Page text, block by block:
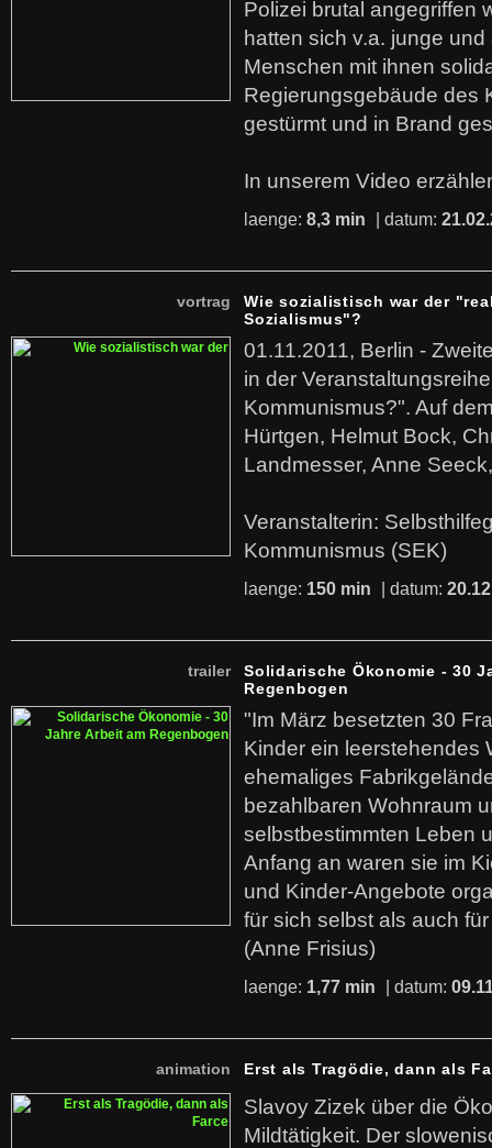
Polizei brutal angegriffen
hatten sich v.a. junge
Menschen mit ihnen
Regierungsgebäude des
gestürmt und in Brand
In unserem Video
laenge: 8,3 min | datum:
vortrag
Wie sozialistisch war der
Sozialismus"?
01.11.2011, Berlin -
in der
Kommunismus?". Auf
Hürtgen, Helmut Bock,
Landmesser, Anne
Veranstalterin:
Kommunismus (SEK)
laenge: 150 min | datum:
trailer
Solidarische Ökonomie - 30
Regenbogen
"Im März besetzten 30
Kinder ein leerstehendes
ehemaliges
bezahlbaren Wohnraum
selbstbestimmten Leben
Anfang an waren sie im
und Kinder-Angebote
für sich selbst als auch
(Anne Frisius)
laenge: 1,77 min | datum:
animation Erst als Tragödie, dann als
Slavoy Zizek über die
Mildtätigkeit. Der